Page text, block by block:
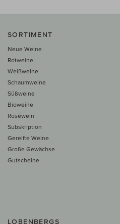
SORTIMENT
Neue Weine
Rotweine
Weißweine
Schaumweine
Süßweine
Bioweine
Roséwein
Subskription
Gereifte Weine
Große Gewächse
Gutscheine
LOBENBERGS